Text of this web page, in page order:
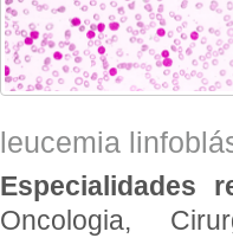
leucemia
Especialidades
Oncologia,